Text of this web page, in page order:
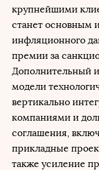
крупнейшими
станет основным
инфляционного
премии за
Дополнительный
модели
вертикально
компаниями и
соглашения,
прикладные
также усиление